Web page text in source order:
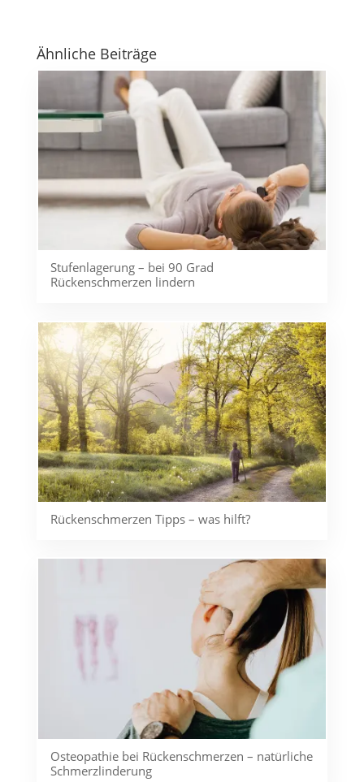
Ähnliche Beiträge
Stufenlagerung – bei 90 Grad
Rückenschmerzen lindern
Rückenschmerzen Tipps – was hilft?
Osteopathie bei Rückenschmerzen – natürliche
Schmerzlinderung